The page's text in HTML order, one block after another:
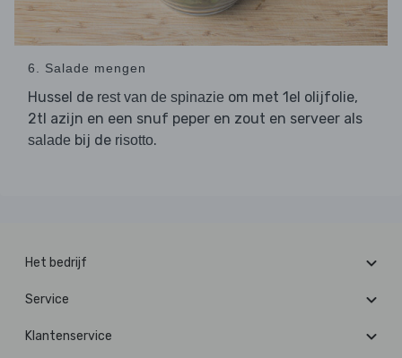
6. Salade mengen
Hussel de rest van de spinazie om met 1el olijfolie,
2tl azijn en een snuf peper en zout en serveer als
salade bij de risotto.
Het bedrijf
Service
Klantenservice